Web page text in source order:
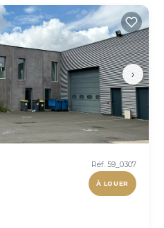
›
Réf. 59_0307
À LOUER